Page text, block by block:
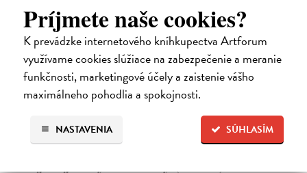
Príjmete naše cookies?
K prevádzke internetového kníhkupectva Artforum
využívame cookies slúžiace na zabezpečenie a meranie
funkčnosti, marketingové účely a zaistenie vášho
maximálneho pohodlia a spokojnosti.
SÚHLASÍM
NASTAVENIA